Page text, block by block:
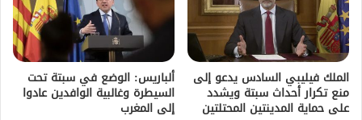
الملك فيليبي السادس يدعو إلى
منع تكرار أحداث سبتة ويشدد
على حماية المدينتين المحتلتين
ألباريس: الوضع في سبتة تحت
السيطرة وغالبية الوافدين عادوا
إلى المغرب